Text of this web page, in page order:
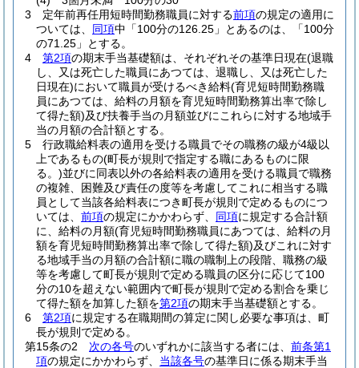
3
定年前再任用短時間勤務職員に対する前項の規定の適用に
ついては、 同項中「100分の126.25」とあるのは、「100分
の71.25」とする。
4
第2項の期末手当基礎額は、それぞれその基準日現在(退職
し、又は死亡した職員にあつては、退職し、又は死亡した
日現在)において職員が受けるべき給料(育児短時間勤務職
員にあつては、給料の月額を育児短時間勤務算出率で除し
て得た額)及び扶養手当の月額並びにこれらに対する地域手
当の月額の合計額とする。
5
行政職給料表の適用を受ける職員でその職務の級が4級以
上であるもの(町長が規則で指定する職にあるものに限
る。)並びに同表以外の各給料表の適用を受ける職員で職務
の複雑、困難及び責任の度等を考慮してこれに相当する職
員として当該各給料表につき町長が規則で定めるものにつ
いては、 前項の規定にかかわらず、 同項に規定する合計額
に、給料の月額(育児短時間勤務職員にあつては、給料の月
額を育児短時間勤務算出率で除して得た額)及びこれに対す
る地域手当の月額の合計額に職の職制上の段階、職務の級
等を考慮して町長が規則で定める職員の区分に応じて100
分の10を超えない範囲内で町長が規則で定める割合を乗じ
て得た額を加算した額を第2項の期末手当基礎額とする。
6
第2項に規定する在職期間の算定に関し必要な事項は、町
長が規則で定める。
第15条の2
次の各号のいずれかに該当する者には、 前条第1
項の規定にかかわらず、 当該各号の基準日に係る期末手当